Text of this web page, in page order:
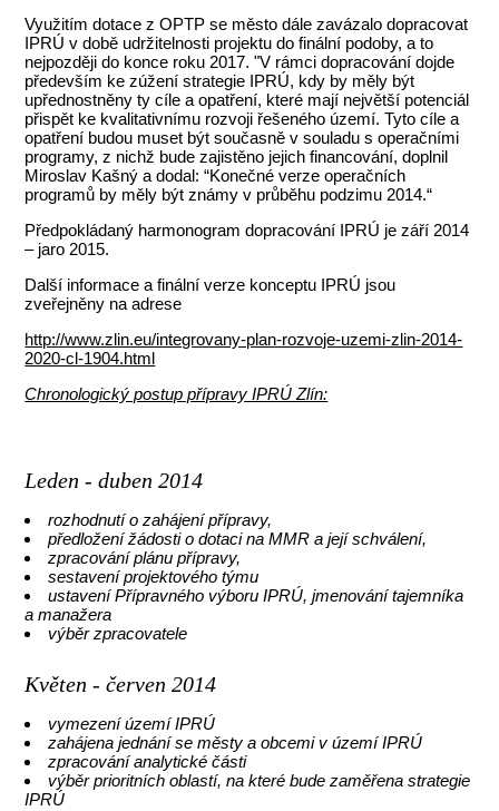
Využitím dotace z OPTP se město dále zavázalo dopracovat
IPRÚ v době udržitelnosti projektu do finální podoby, a to
nejpozději do konce roku 2017. "V rámci dopracování dojde
především ke zúžení strategie IPRÚ, kdy by měly být
upřednostněny ty cíle a opatření, které mají největší potenciál
přispět ke kvalitativnímu rozvoji řešeného území. Tyto cíle a
opatření budou muset být současně v souladu s operačními
programy, z nichž bude zajistěno jejich financování, doplnil
Miroslav Kašný a dodal: “Konečné verze operačních
programů by měly být známy v průběhu podzimu 2014.“
Předpokládaný harmonogram dopracování IPRÚ je září 2014
– jaro 2015.
Další informace a finální verze konceptu IPRÚ jsou
zveřejněny na adrese
http://www.zlin.eu/integrovany-plan-rozvoje-uzemi-zlin-2014-
2020-cl-1904.html
Chronologický postup přípravy IPRÚ Zlín:
Leden - duben 2014
rozhodnutí o zahájení přípravy,
předložení žádosti o dotaci na MMR a její schválení,
zpracování plánu přípravy,
sestavení projektového týmu
ustavení Přípravného výboru IPRÚ, jmenování tajemníka
a manažera
výběr zpracovatele
Květen - červen 2014
vymezení území IPRÚ
zahájena jednání se městy a obcemi v území IPRÚ
zpracování analytické části
výběr prioritních oblastí, na které bude zaměřena strategie
IPRÚ